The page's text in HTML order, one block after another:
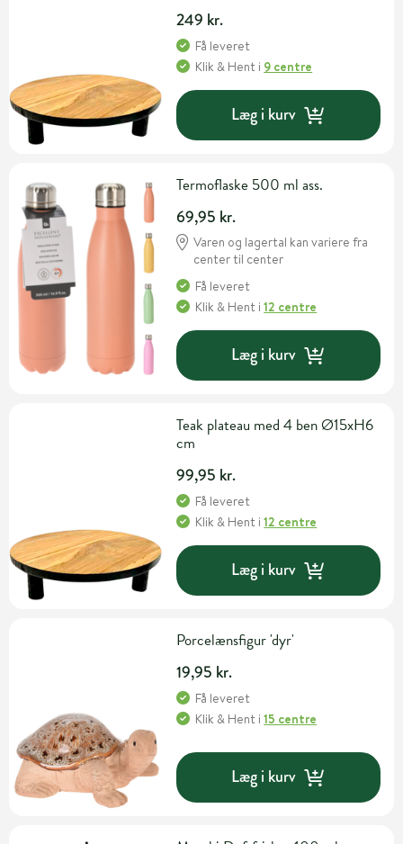
249 kr.
Få leveret
Klik & Hent i 9 centre
Læg i kurv
Termoflaske 500 ml ass.
69,95 kr.
Varen og lagertal kan variere fra
center til center
Få leveret
Klik & Hent i12 centre
Læg i kurv
Teak plateau med 4 ben Ø15xH6
cm
99,95 kr.
Få leveret
Klik & Hent i12 centre
Læg i kurv
Porcelænsfigur 'dyr'
19,95 kr.
Få leveret
Klik & Hent i15 centre
Læg i kurv